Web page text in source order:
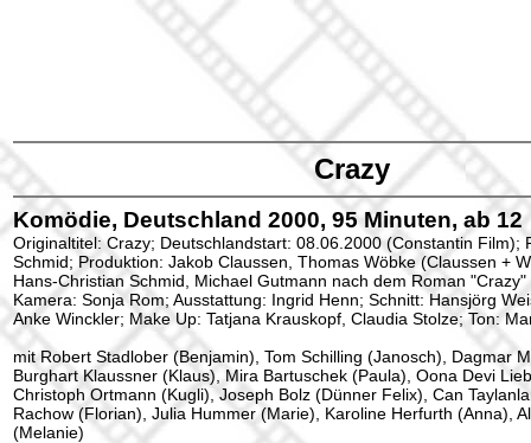
Crazy
Komödie, Deutschland 2000, 95 Minuten, ab 12
Originaltitel: Crazy; Deutschlandstart: 08.06.2000 (Constantin Film);
Schmid; Produktion: Jakob Claussen, Thomas Wöbke (Claussen +
Hans-Christian Schmid, Michael Gutmann nach dem Roman
Kamera: Sonja Rom; Ausstattung: Ingrid Henn; Schnitt: Hansjörg
Anke Winckler; Make Up: Tatjana Krauskopf, Claudia Stolze; Ton:
mit Robert Stadlober (Benjamin), Tom Schilling (Janosch), Dagmar
Burghart Klaussner (Klaus), Mira Bartuschek (Paula), Oona Devi
Christoph Ortmann (Kugli), Joseph Bolz (Dünner Felix), Can
Rachow (Florian), Julia Hummer (Marie), Karoline Herfurth (Anna),
(Melanie)